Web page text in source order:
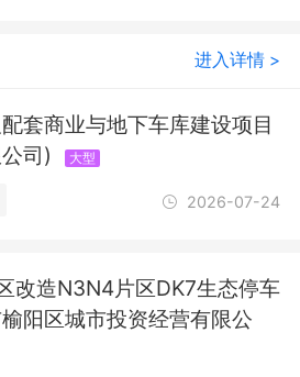
工程管理服务；工程技术服
咨询服务；地质灾害治理服
术服务；工程造价咨询业
法须经批准的项目外，凭营
自主开展经营活动）
进入详情 >
套商业与地下车库建设项目
司)
大型
2026-07-24
改造N3N4片区DK7生态停车
阳区城市投资经营有限公